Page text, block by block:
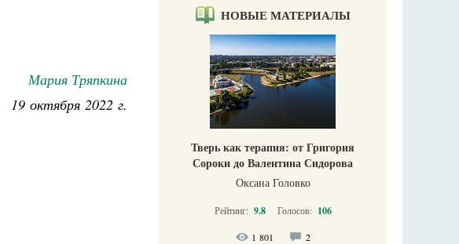
Мария Тряпкина
19 октября 2022 г.
НОВЫЕ МАТЕРИАЛЫ
Тверь как терапия: от Григория
Сороки до Валентина Сидорова
Оксана Головко
Рейтинг: 9.8 Голосов: 106
1 801 2